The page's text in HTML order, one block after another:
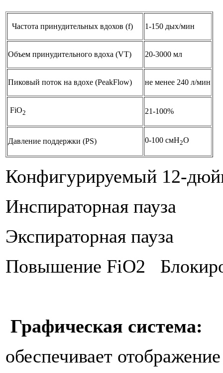
Частота принудительных вдохов (f) 1-150 дых/мин
Объем принудительного вдоха (VT) 20-3000 мл
Пиковый поток на вдохе (PeakFlow) не менее 240 л/мин
FiO2 21-100%
Давление поддержки (PS) 0-100 смН2О
Конфигурируемый 12-
Инспираторная пауза
Экспираторная пауза
Повышение FiO2
Графическая система:
обеспечивает